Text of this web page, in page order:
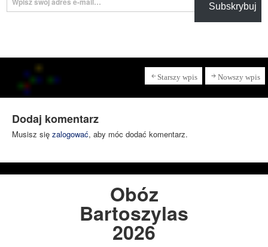
Subskrybuj
Starszy wpis Nowszy wpis
Dodaj komentarz
Musisz się zalogować, aby móc dodać komentarz.
Obóz
Bartoszylas
2026